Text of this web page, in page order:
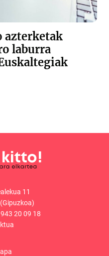
azterketak
laburra
11
943 20 09 18